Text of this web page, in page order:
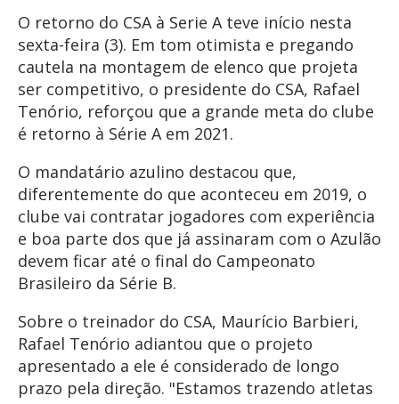
O retorno do CSA à Serie A teve início nesta
sexta-feira (3). Em tom otimista e pregando
cautela na montagem de elenco que projeta
ser competitivo, o presidente do CSA, Rafael
Tenório, reforçou que a grande meta do clube
é retorno à Série A em 2021.
O mandatário azulino destacou que,
diferentemente do que aconteceu em 2019, o
clube vai contratar jogadores com experiência
e boa parte dos que já assinaram com o Azulão
devem ficar até o final do Campeonato
Brasileiro da Série B.
Sobre o treinador do CSA, Maurício Barbieri,
Rafael Tenório adiantou que o projeto
apresentado a ele é considerado de longo
prazo pela direção. "Estamos trazendo atletas